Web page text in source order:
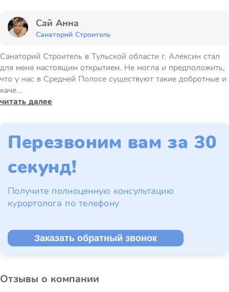
Сай Анна
Санаторий Строитель
Санаторий Строитель в Тульской области г. Алексин стал
для меня настоящим открытием. Не могла и предположить,
что у нас в Средней Полосе существуют такие добротные и
каче...
читать далее
Перезвоним вам за 30
секунд!
Получите полноценную консультацию
курортолога по телефону
Заказать обратный звонок
Отзывы о компании